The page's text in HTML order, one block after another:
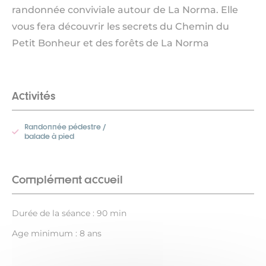
randonnée conviviale autour de La Norma. Elle
vous fera découvrir les secrets du Chemin du
Petit Bonheur et des forêts de La Norma
Activités
Randonnée pédestre /
balade à pied
Complément accueil
Durée de la séance : 90 min
Age minimum : 8 ans